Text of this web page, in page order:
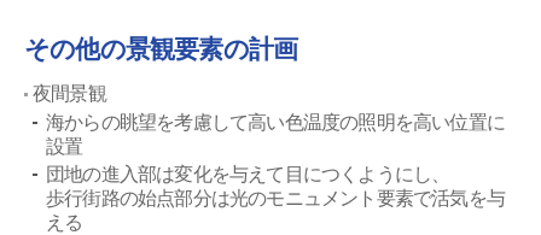
その他の景観要素の計画
夜間景観
海からの眺望を考慮して高い色温度の照明を高い位置に
設置
団地の進入部は変化を与えて目につくようにし、
歩行街路の始点部分は光のモニュメント要素で活気を与
える